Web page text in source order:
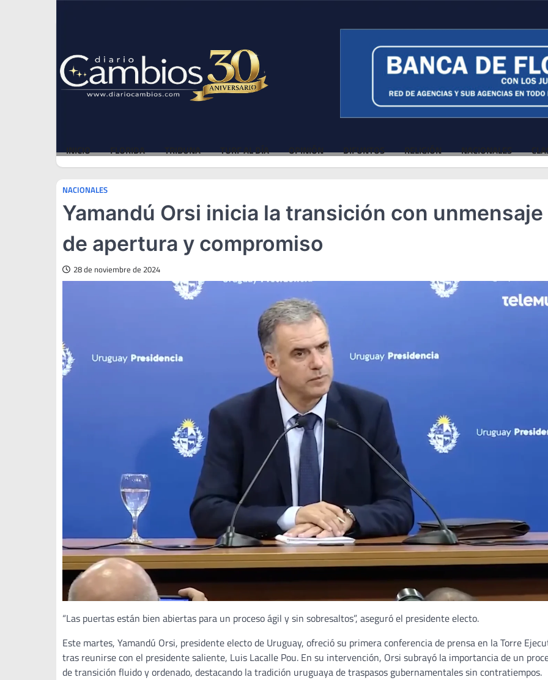
INICIO FLORIDA TRIBUNA TURF AL DÍA OPINIÓN DIFUNTOS RELIGIÓN NACIONALES
NACIONALES
Yamandú Orsi inicia la transición con unmensaje
de apertura y compromiso
28 de noviembre de 2024
“Las puertas están bien abiertas para un proceso ágil y sin sobresaltos”, aseguró el presidente electo.
Este martes, Yamandú Orsi, presidente electo de Uruguay, ofreció su primera conferencia de prensa en la Torre
tras reunirse con el presidente saliente, Luis Lacalle Pou. En su intervención, Orsi subrayó la importancia de un
de transición fluido y ordenado, destacando la tradición uruguaya de traspasos gubernamentales sin contratiempos.